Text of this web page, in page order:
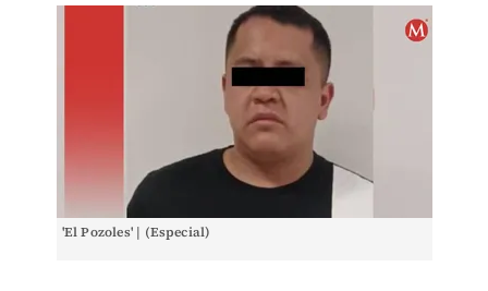
'El Pozoles' | (Especial)